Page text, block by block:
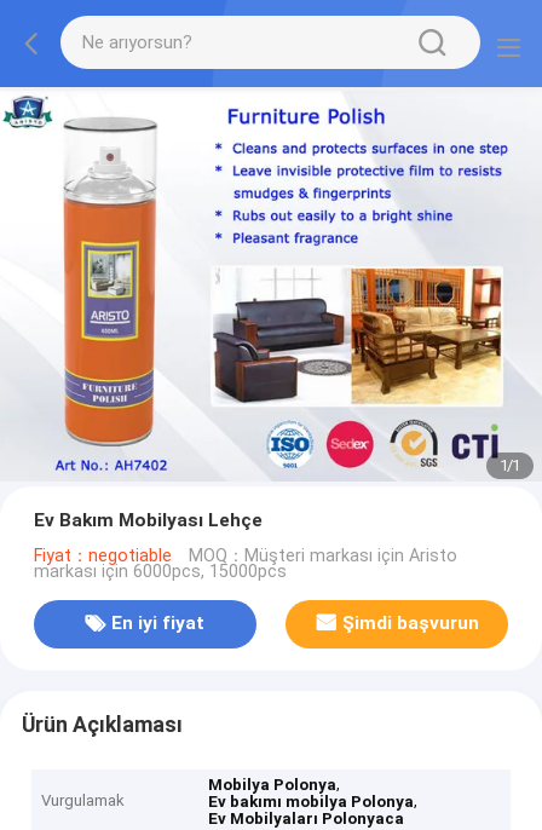
1/1
Ev Bakım Mobilyası Lehçe
Fiyat：negotiable MOQ：Müşteri markası için Aristo
markası için 6000pcs, 15000pcs
En iyi fiyat Şimdi başvurun
Ürün Açıklaması
Vurgulamak
Mobilya Polonya,
Ev bakımı mobilya Polonya,
Ev Mobilyaları Polonyaca